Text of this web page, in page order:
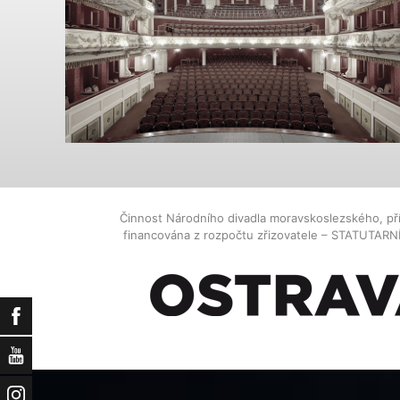
Facebook
YouTube
Instagram
Činnost Národního divadla moravskoslezského,
financována z rozpočtu zřizovatele –